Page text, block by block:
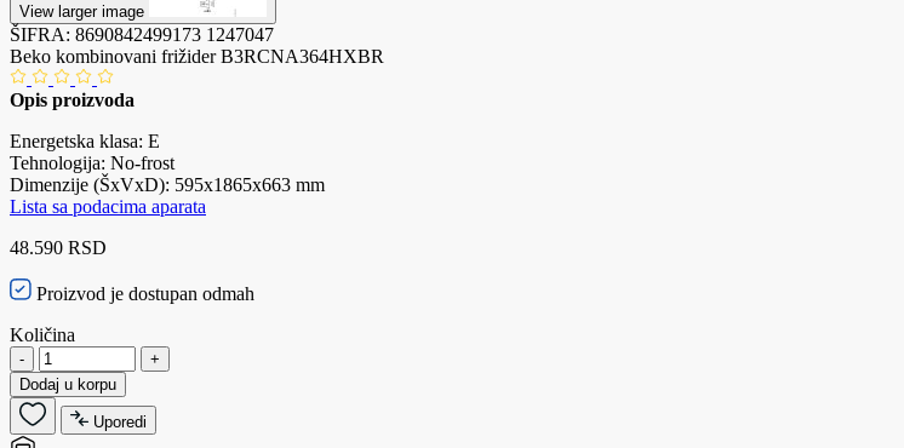
View larger image
ŠIFRA: 8690842499173 1247047
Beko kombinovani frižider B3RCNA364HXBR
Opis proizvoda
Energetska klasa: E
Tehnologija: No-frost
Dimenzije (ŠxVxD): 595x1865x663 mm
Lista sa podacima aparata
48.590 RSD
Proizvod je dostupan odmah
Količina
-
+
Dodaj u korpu
Uporedi